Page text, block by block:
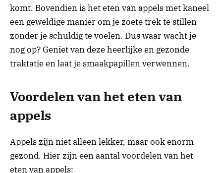
komt. Bovendien is het eten van appels met kaneel
een geweldige manier om je zoete trek te stillen
zonder je schuldig te voelen. Dus waar wacht je
nog op? Geniet van deze heerlijke en gezonde
traktatie en laat je smaakpapillen verwennen.
Voordelen van het eten van
appels
Appels zijn niet alleen lekker, maar ook enorm
gezond. Hier zijn een aantal voordelen van het
eten van appels: